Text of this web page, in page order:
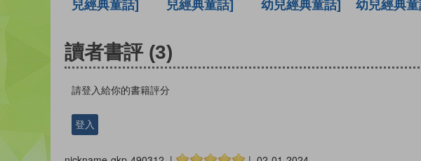
兒經典童話]
兒經典童話]
幼兒經典童話]
幼兒經典
讀者書評 (3)
請登入給你的書籍評分
登入